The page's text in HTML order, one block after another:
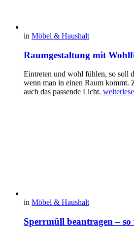
in Möbel & Haushalt
Raumgestaltung mit
Eintreten und wohl fühlen, so soll
wenn man in einen Raum kommt.
auch das passende Licht.
in Möbel & Haushalt
Sperrmüll beantragen – so